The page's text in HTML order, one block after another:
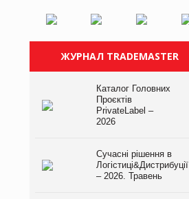
ЖУРНАЛ TRADEMASTER
Каталог Головних
Проєктів
PrivateLabel –
2026
Сучасні рішення в
Логістиці&Дистрибуції
– 2026. Травень